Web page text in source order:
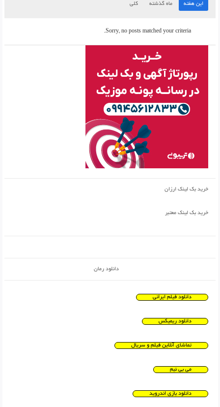
این هفته ماه گذشته کلی
Sorry, no posts matched your criteria.
خرید بک لینک ارزان
خرید بک لینک معتبر
دانلود رمان
دانلود فیلم ایرانی
دانلود ریمیکس
تماشای آنلاین فیلم و سریال
می بی نیم
دانلود بازی اندروید